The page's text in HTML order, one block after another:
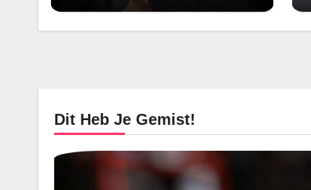
Dit Heb Je Gemist!